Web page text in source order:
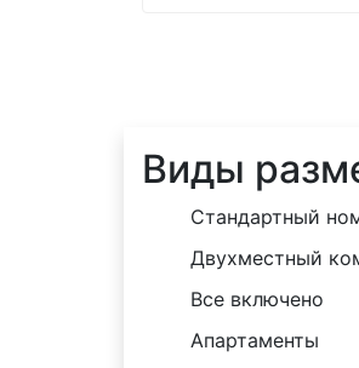
Виды
Стандартный
Двухместный
Все включено
Апартаменты